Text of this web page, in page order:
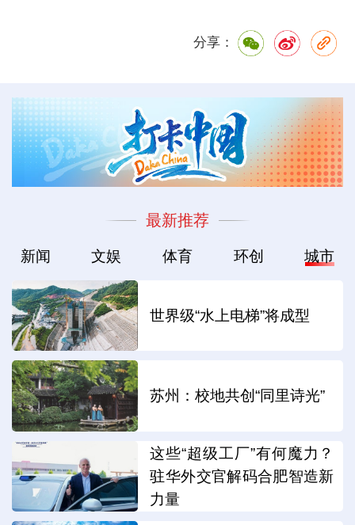
分享：
最新推荐
新闻 文娱 体育 环创 城市
世界级“水上电梯”将成型
苏州：校地共创“同里诗光”
这些“超级工厂”有何魔力？
驻华外交官解码合肥智造新
力量